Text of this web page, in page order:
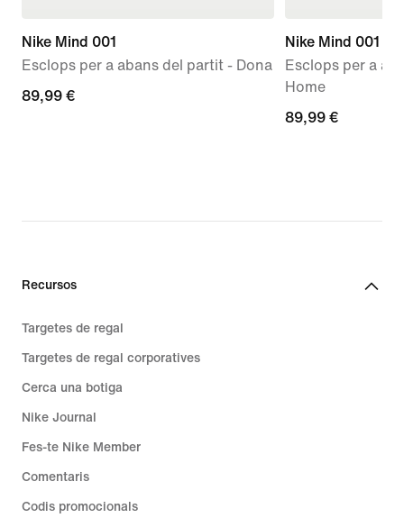
Nike Mind 001
Esclops per a abans del partit - Dona
89,99 €
89,99 €
Nike Mind 001
Esclops per a
Home
89,99 €
89,99 €
Recursos
Targetes de regal
Targetes de regal corporatives
Cerca una botiga
Nike Journal
Fes-te Nike Member
Comentaris
Codis promocionals